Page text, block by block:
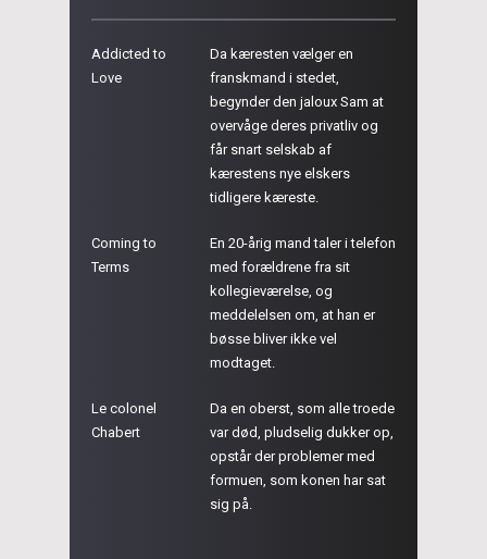
Addicted to
Love
Da kæresten vælger en
franskmand i stedet,
begynder den jaloux Sam at
overvåge deres privatliv og
får snart selskab af
kærestens nye elskers
tidligere kæreste.
Coming to
Terms
En 20-årig mand taler i telefon
med forældrene fra sit
kollegieværelse, og
meddelelsen om, at han er
bøsse bliver ikke vel
modtaget.
Le colonel
Chabert
Da en oberst, som alle troede
var død, pludselig dukker op,
opstår der problemer med
formuen, som konen har sat
sig på.